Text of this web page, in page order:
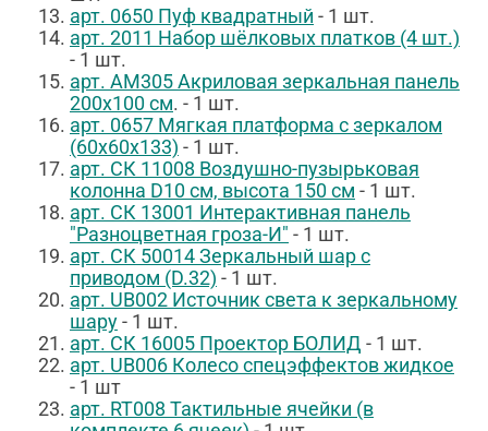
арт. 0650 Пуф квадратный - 1 шт.
арт. 2011 Набор шёлковых платков (4 шт.)
- 1 шт.
арт. АМ305Акриловая зеркальная панель
200х100 см. - 1 шт.
арт. 0657 Мягкая платформа с зеркалом
(60х60х133) - 1 шт.
арт. СК 11008 Воздушно-пузырьковая
колонна D10 см, высота 150 см - 1 шт.
арт. СК 13001 Интерактивная панель
"Разноцветная гроза-И" - 1 шт.
арт. СК 50014 Зеркальный шар с
приводом (D.32) - 1 шт.
арт. UB002 Источник света к зеркальному
шару- 1 шт.
арт. СК 16005 Проектор БОЛИД - 1 шт.
арт. UB006 Колесо спецэффектов жидкое
- 1 шт
арт. RT008 Тактильные ячейки (в